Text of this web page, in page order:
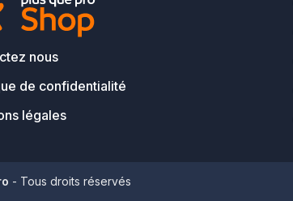
nous
de confidentialité
légales
- Tous droits réservés